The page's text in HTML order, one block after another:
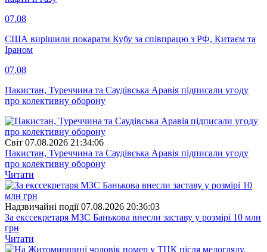
07.08
США вирішили покарати Кубу за співпрацю з РФ, Китаєм та
Іраном
07.08
Пакистан, Туреччина та Саудівська Аравія підписали угоду
про колективну оборону
Свiт 07.08.2026 21:34:06
Пакистан, Туреччина та Саудівська Аравія підписали угоду
про колективну оборону
Читати
Надзвичайні події 07.08.2026 20:36:03
За екссекретаря МЗС Банькова внесли заставу у розмірі 10 млн
грн
Читати